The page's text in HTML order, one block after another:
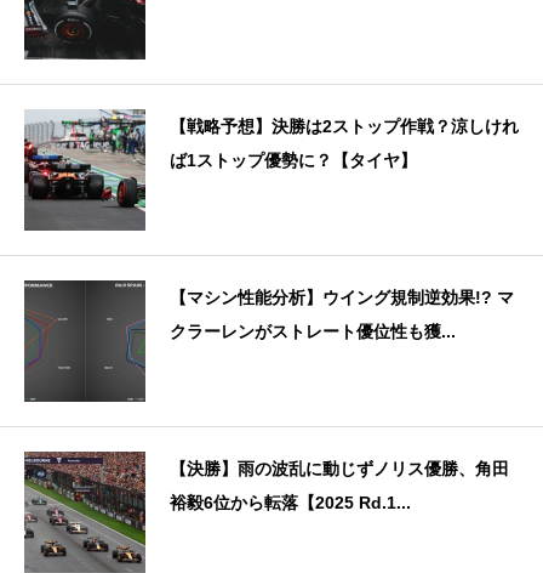
【戦略予想】決勝は2ストップ作戦？涼しけれ
ば1ストップ優勢に？【タイヤ】
【マシン性能分析】ウイング規制逆効果!? マ
クラーレンがストレート優位性も獲...
【決勝】雨の波乱に動じずノリス優勝、角田
裕毅6位から転落【2025 Rd.1...